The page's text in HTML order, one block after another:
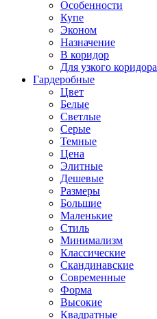
Особенности
Купе
Эконом
Назначение
В коридор
Для узкого коридора
Гардеробные
Цвет
Белые
Светлые
Серые
Темные
Цена
Элитные
Дешевые
Размеры
Большие
Маленькие
Стиль
Минимализм
Классические
Скандинавские
Современные
Форма
Высокие
Квадратные